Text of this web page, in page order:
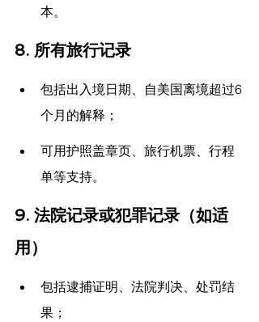
本。
8. 所有旅行记录
包括出入境日期、自美国离境超过6
个月的解释；
可用护照盖章页、旅行机票、行程
单等支持。
9. 法院记录或犯罪记录（如适
用）
包括逮捕证明、法院判决、处罚结
果；